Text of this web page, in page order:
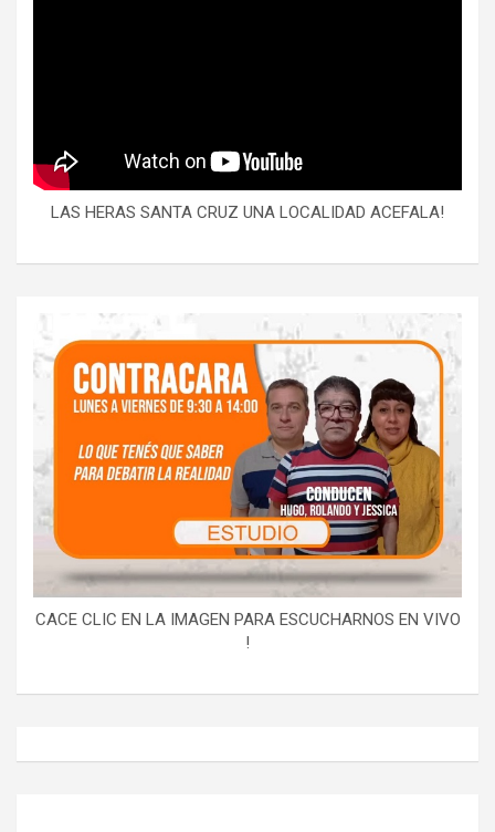
LAS HERAS SANTA CRUZ UNA LOCALIDAD ACEFALA!
CACE CLIC EN LA IMAGEN PARA ESCUCHARNOS EN VIVO
!